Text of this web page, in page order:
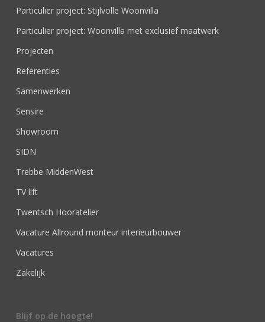
Particulier project: Stijlvolle Woonvilla
Particulier project: Woonvilla met exclusief maatwerk
Projecten
Referenties
Samenwerken
Sensire
Showroom
SIDN
Trebbe MiddenWest
TV lift
Twentsch Hooratelier
Vacature Allround monteur interieurbouwer
Vacatures
Zakelijk
Blijf op de hoogte!